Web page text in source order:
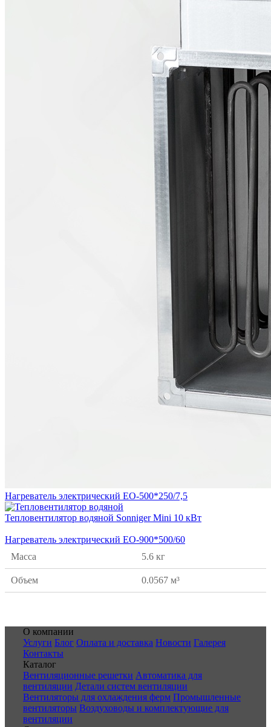
Нагреватель электрический ЕО-500*250/7,5
Тепловентилятор водяной Sonniger Mini 10 кВт
Нагреватель электрический ЕО-900*500/60
Масса
5.6 кг
Объем 0.0567 м³
О компании
Услуги Блог Оплата и доставка Новости Галерея
Контакты
Каталог
Вентиляционные решетки Автоматика для
вентиляции Детали систем вентиляции
Вентиляторы для охлаждения ферм Промышленные
вентиляторы Воздуховоды и комплектующие для
вентиляции